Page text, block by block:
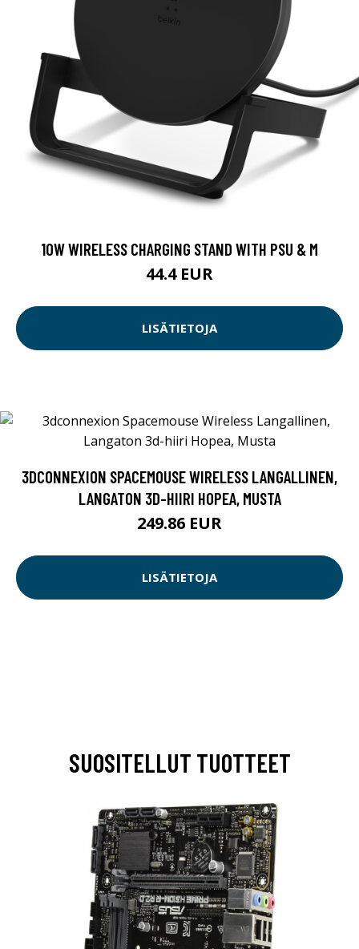
10W WIRELESS CHARGING STAND WITH PSU & M
44.4 EUR
LISÄTIETOJA
3DCONNEXION SPACEMOUSE WIRELESS LANGALLINEN,
LANGATON 3D-HIIRI HOPEA, MUSTA
249.86 EUR
LISÄTIETOJA
SUOSITELLUT TUOTTEET